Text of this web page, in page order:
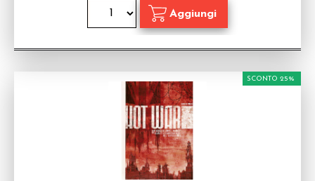
SCONTO 25%